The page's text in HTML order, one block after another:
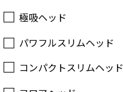
極吸ヘッド
パワフルスリムヘッド
コンパクトスリムヘッド